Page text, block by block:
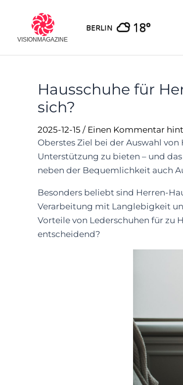
BERLIN 18°
Hausschuhe für
sich?
2025-12-15 / Einen Kommentar
Oberstes Ziel bei der Auswahl
Unterstützung zu bieten – und
neben der Bequemlichkeit auch
Besonders beliebt sind Herren-
Verarbeitung mit Langlebigkeit
Vorteile von Lederschuhen für zu
entscheidend?